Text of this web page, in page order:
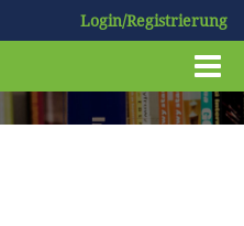
Login/Registrierung